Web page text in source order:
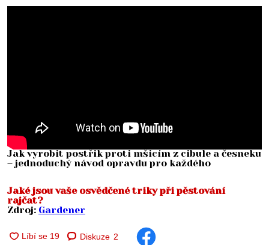
Jak vyrobit postřik proti mšicím z cibule a česneku
– jednoduchý návod opravdu pro každého
Jaké jsou vaše osvědčené triky při pěstování
rajčat?
Zdroj: Gardener
Diskuze 2